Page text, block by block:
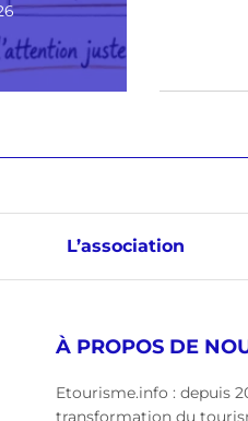
L’association
À PROPOS DE
Etourisme.info : depuis
transformation du